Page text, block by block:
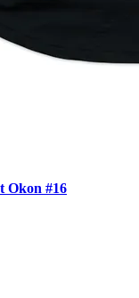
Okon #16